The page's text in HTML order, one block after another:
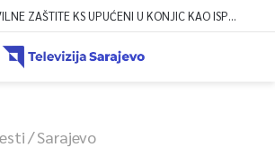
VATROGASCI CIVILNE ZAŠTITE KS UPUĆENI U KONJIC KAO ISPOMOĆ U GAŠENJU POŽARA
/Sarajevo